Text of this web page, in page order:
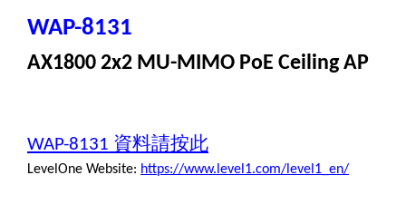
WAP-8131
AX1800 2x2 MU-MIMO PoE Ceiling AP
WAP-8131 資料請按此
LevelOne Website: https://www.level1.com/level1_en/